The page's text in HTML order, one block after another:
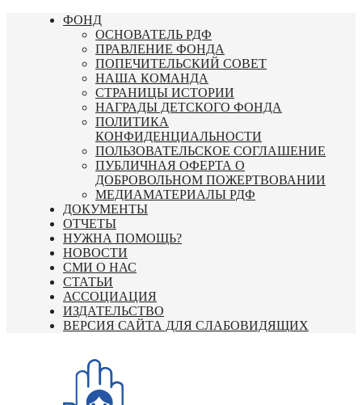
Перейти
ФОНД
ОСНОВАТЕЛЬ РДФ
ПРАВЛЕНИЕ ФОНДА
ПОПЕЧИТЕЛЬСКИЙ СОВЕТ
НАША КОМАНДА
СТРАНИЦЫ ИСТОРИИ
НАГРАДЫ ДЕТСКОГО ФОНДА
ПОЛИТИКА
КОНФИДЕНЦИАЛЬНОСТИ
ПОЛЬЗОВАТЕЛЬСКОЕ СОГЛАШЕНИЕ
ПУБЛИЧНАЯ ОФЕРТА О
ДОБРОВОЛЬНОМ ПОЖЕРТВОВАНИИ
МЕДИАМАТЕРИАЛЫ РДФ
ДОКУМЕНТЫ
ОТЧЕТЫ
НУЖНА ПОМОЩЬ?
НОВОСТИ
СМИ О НАС
СТАТЬИ
АССОЦИАЦИЯ
ИЗДАТЕЛЬСТВО
ВЕРСИЯ САЙТА ДЛЯ СЛАБОВИДЯЩИХ